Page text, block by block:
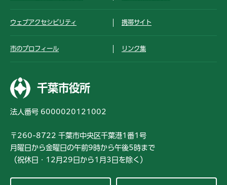
ウェブアクセシビリティ 携帯サイト
市のプロフィール リンク集
千葉市役所
法人番号 6000020121002
〒260-8722 千葉市中央区千葉港1番1号
月曜日から金曜日の午前9時から午後5時まで
（祝休日・12月29日から1月3日を除く）